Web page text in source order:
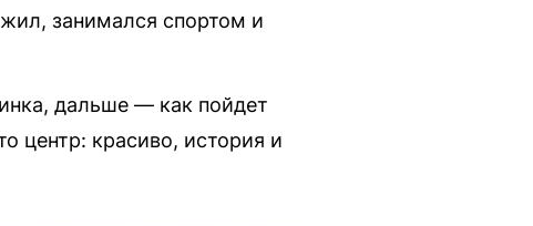
занимался спортом и
дальше — как пойдет
центр: красиво, история и